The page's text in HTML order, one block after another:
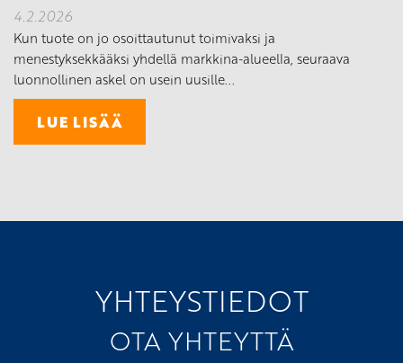
4.2.2026
Kun tuote on jo osoittautunut toimivaksi ja
menestyksekkääksi yhdellä markkina-alueella, seuraava
luonnollinen askel on usein uusille...
LUE LISÄÄ
YHTEYSTIEDOT
OTA YHTEYTTÄ